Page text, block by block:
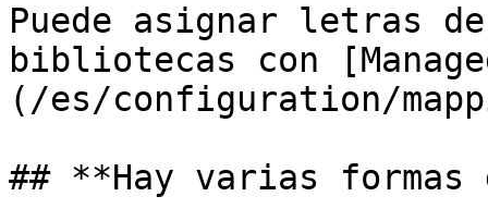
Puede asignar letras
bibliotecas con
(/es/configuration/
## **Hay varias